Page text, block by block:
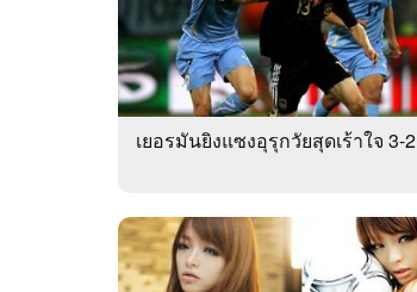
เยอรมันยิงแซงอุรุกวัยสุดเร้าใจ 3-2